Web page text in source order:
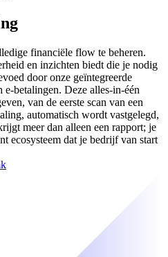
financiële flow te beheren.
en inzichten biedt die je nodig
door onze geïntegreerde
betalingen. Deze alles-in-één
van de eerste scan van een
automatisch wordt vastgelegd,
meer dan alleen een rapport; je
ecosysteem dat je bedrijf van start